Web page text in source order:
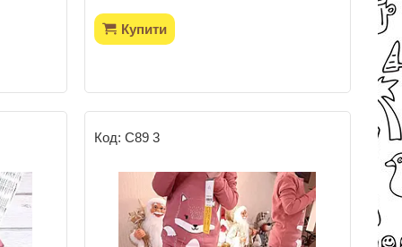
Купити
С89 3